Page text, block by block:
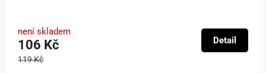
není skladem
106 Kč
119 Kč
Detail